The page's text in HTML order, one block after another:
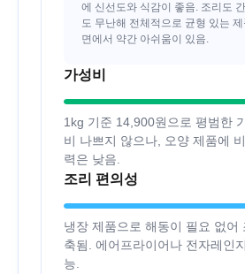
에 신선도와 식감이 좋음. 조리도
도 무난해 전체적으로 균형 있는 제
면에서 약간 아쉬움이 있음.
가성비
1kg 기준 14,900원으로 평범한
비 나쁘지 않으나, 오양 제품에
력은 낮음.
조리 편의성
냉장 제품으로 해동이 필요 없어
축됨. 에어프라이어나 전자레인
능.